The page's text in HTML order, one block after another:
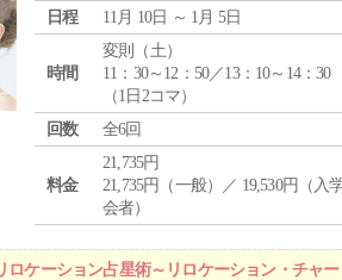
日程
11月 10日 ～ 1月 5日
時間
変則（土）
11：30～12：50／13：10～14：30
（1日2コマ）
回数
全6回
料金
21,735円
21,735円（一般）／ 19,530円（入
会者）
ロケーション占星術～リロケーション・チャ